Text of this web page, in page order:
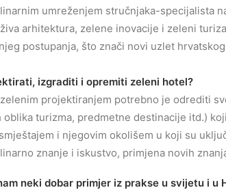
umreženjem stručnjaka-specijalista
arhitektura, zelene inovacije i zeleni
postupanja, što znači novi uzlet
izgraditi i opremiti zeleni hotel?
projektiranjem potrebno je odrediti
oblika turizma, predmetne destinacije itd.)
i njegovim okolišem u koji su
znanje i iskustvo, primjena novih
neki dobar primjer iz prakse u svijetu i u